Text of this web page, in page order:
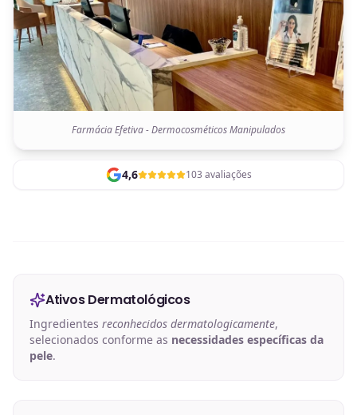
Farmácia Efetiva - Dermocosméticos Manipulados
4,6 103 avaliações
Ativos Dermatológicos
Ingredientes reconhecidos dermatologicamente,
selecionados conforme as necessidades específicas da
pele.